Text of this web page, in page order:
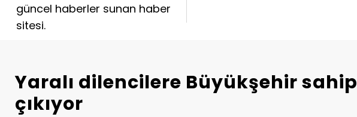
güncel haberler sunan haber
sitesi.
Yaralı dilencilere Büyükşehir sahip
çıkıyor